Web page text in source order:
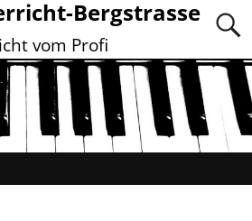
Bergstrasse
vom Profi